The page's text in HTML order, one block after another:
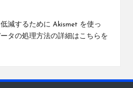
減するために Akismet を使っ
タの処理方法の詳細はこちらを